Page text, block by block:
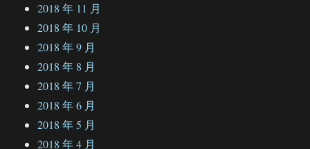
2018 年 11 月
2018 年 10 月
2018 年 9 月
2018 年 8 月
2018 年 7 月
2018 年 6 月
2018 年 5 月
2018 年 4 月